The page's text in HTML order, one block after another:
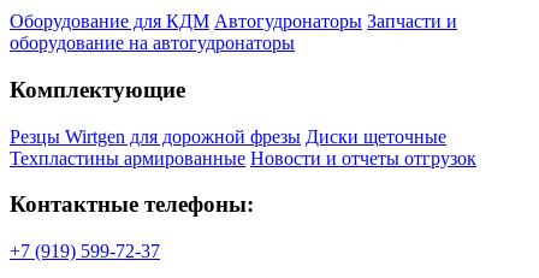
Оборудование для КДМ Автогудронаторы Запчасти и
оборудование на автогудронаторы
Комплектующие
Резцы Wirtgen для дорожной фрезы Диски щеточные
Техпластины армированные Новости и отчеты отгрузок
Контактные телефоны:
+7 (919) 599-72-37